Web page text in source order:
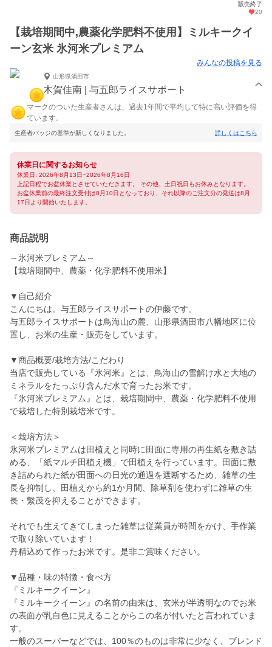
販売終了
20
【栽培期間中,農薬化学肥料不使用】ミルキークイ
ーン玄米 氷河米プレミアム
みんなの投稿を見る
山形県酒田市
木賀佳南 | 与五郎ライスサポート
マークのついた生産者さんは、過去1年間で平均して特に高い評価を得
ています。
生産者バッジの基準が新しくなりました。 詳しくはこちら
休業日に関するお知らせ
休業日: 2026年8月13日~2026年8月16日
上記日程でお盆休業とさせていただきます。 その他、土日祝日もお休みとなります。
お盆休業前の最終注文受付は8月10日となっており、それ以降のご注文分の発送は8月
17日より開始いたします。
商品説明
～氷河米プレミアム～
【栽培期間中、農薬・化学肥料不使用米】
▼自己紹介
こんにちは。与五郎ライスサポートの伊藤です。
与五郎ライスサポートは鳥海山の麓、山形県酒田市八幡地区に位
置し、お米の生産・販売をしています。
▼商品概要/栽培方法/こだわり
当店で販売している『氷河米』とは、鳥海山の雪解け水と大地の
ミネラルをたっぷり含んだ水で育ったお米です。
『氷河米プレミアム』とは、栽培期間中、農薬・化学肥料不使用
で栽培した特別栽培米です。
＜栽培方法＞
氷河米プレミアムは田植えと同時に田面に専用の再生紙を敷き詰
める、「紙マルチ田植え機」で田植えを行っています。田面に敷
き詰められた紙が田面への日光の通過を遮断するため、雑草の生
長を抑制し、田植えから約1か月間、除草剤を使わずに雑草の生
長・繫茂を抑えることができます。
それでも生えてきてしまった雑草は従業員が時間をかけ、手作業
で取り除いています！
丹精込めて作ったお米です。是非ご賞味ください。
▼品種・味の特徴・食べ方
『ミルキークイーン』
『ミルキークイーン』の名前の由来は、玄米が半透明なのでお米
の表面が乳白色に見えることからこの名が付いたと言われていま
す。
一般のスーパーなどでは、100％のものは非常に少なく、ブレンド